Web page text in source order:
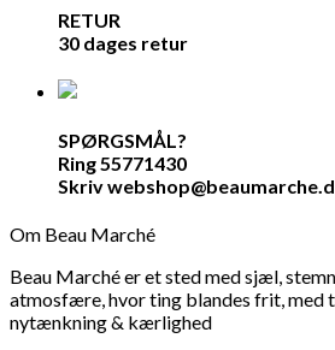
RETUR
30 dages retur
SPØRGSMÅL?
Ring 55771430
Skriv
Om Beau Marché
Beau Marché er et sted med sjæl,
atmosfære, hvor ting blandes frit, med
nytænkning & kærlighed